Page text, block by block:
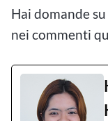
Hai domande
nei commenti